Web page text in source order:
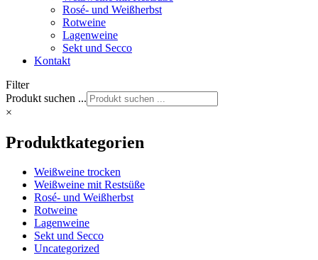
Rosé- und Weißherbst
Rotweine
Lagenweine
Sekt und Secco
Kontakt
Filter
Produkt suchen ...
×
Produktkategorien
Weißweine trocken
Weißweine mit Restsüße
Rosé- und Weißherbst
Rotweine
Lagenweine
Sekt und Secco
Uncategorized